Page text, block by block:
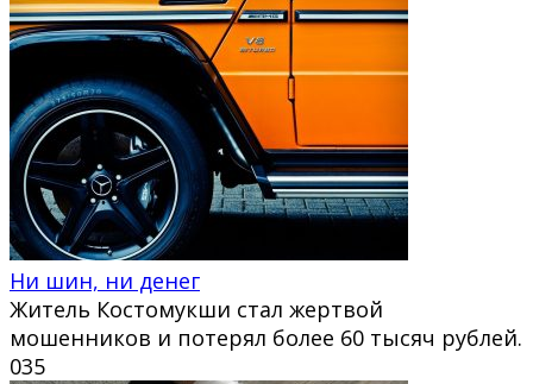
Ни шин, ни денег
Житель Костомукши стал жертвой
мошенников и потерял более 60 тысяч рублей.
035